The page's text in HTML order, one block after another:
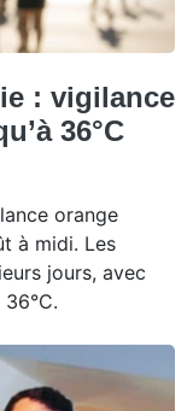
: vigilance
36°C
orange
à midi. Les
jours, avec